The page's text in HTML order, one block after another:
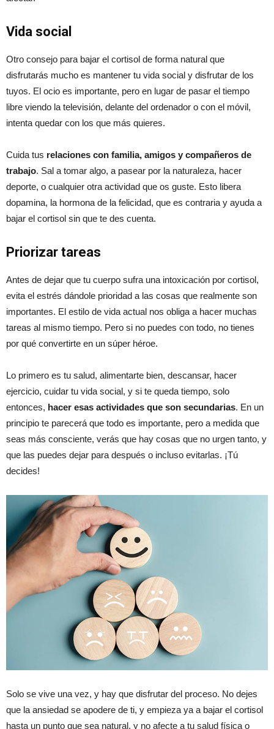
Vida social
Otro consejo para bajar el cortisol de forma natural que
disfrutarás mucho es mantener tu vida social y disfrutar de los
tuyos. El ocio es importante, pero en lugar de pasar el tiempo
libre viendo la televisión, delante del ordenador o con el móvil,
intenta quedar con los que más quieres.
Cuida tus relaciones con familia, amigos y compañeros de
trabajo. Sal a tomar algo, a pasear por la naturaleza, hacer
deporte, o cualquier otra actividad que os guste. Esto libera
dopamina, la hormona de la felicidad, que es contraria y ayuda a
bajar el cortisol sin que te des cuenta.
Priorizar tareas
Antes de dejar que tu cuerpo sufra una intoxicación por cortisol,
evita el estrés dándole prioridad a las cosas que realmente son
importantes. El estilo de vida actual nos obliga a hacer muchas
tareas al mismo tiempo. Pero si no puedes con todo, no tienes
por qué convertirte en un súper héroe.
Lo primero es tu salud, alimentarte bien, descansar, hacer
ejercicio, cuidar tu vida social, y si te queda tiempo, solo
entonces, hacer esas actividades que son secundarias. En un
principio te parecerá que todo es importante, pero a medida que
seas más consciente, verás que hay cosas que no urgen tanto, y
que las puedes dejar para después o incluso evitarlas. ¡Tú
decides!
Solo se vive una vez, y hay que disfrutar del proceso. No dejes
que la ansiedad se apodere de ti, y empieza ya a bajar el cortisol
hasta un punto que sea natural, y no afecte a tu salud física o